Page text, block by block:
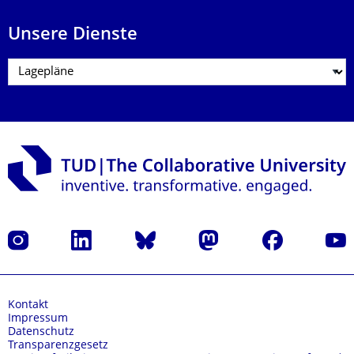
Unsere Dienste
Instagram LinkedIn Bluesky Mastodon Facebook
Kontakt
Impressum
Datenschutz
Transparenzgesetz